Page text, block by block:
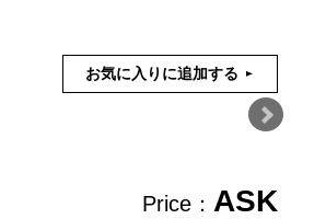
お気に入りに追加する
Price： ASK